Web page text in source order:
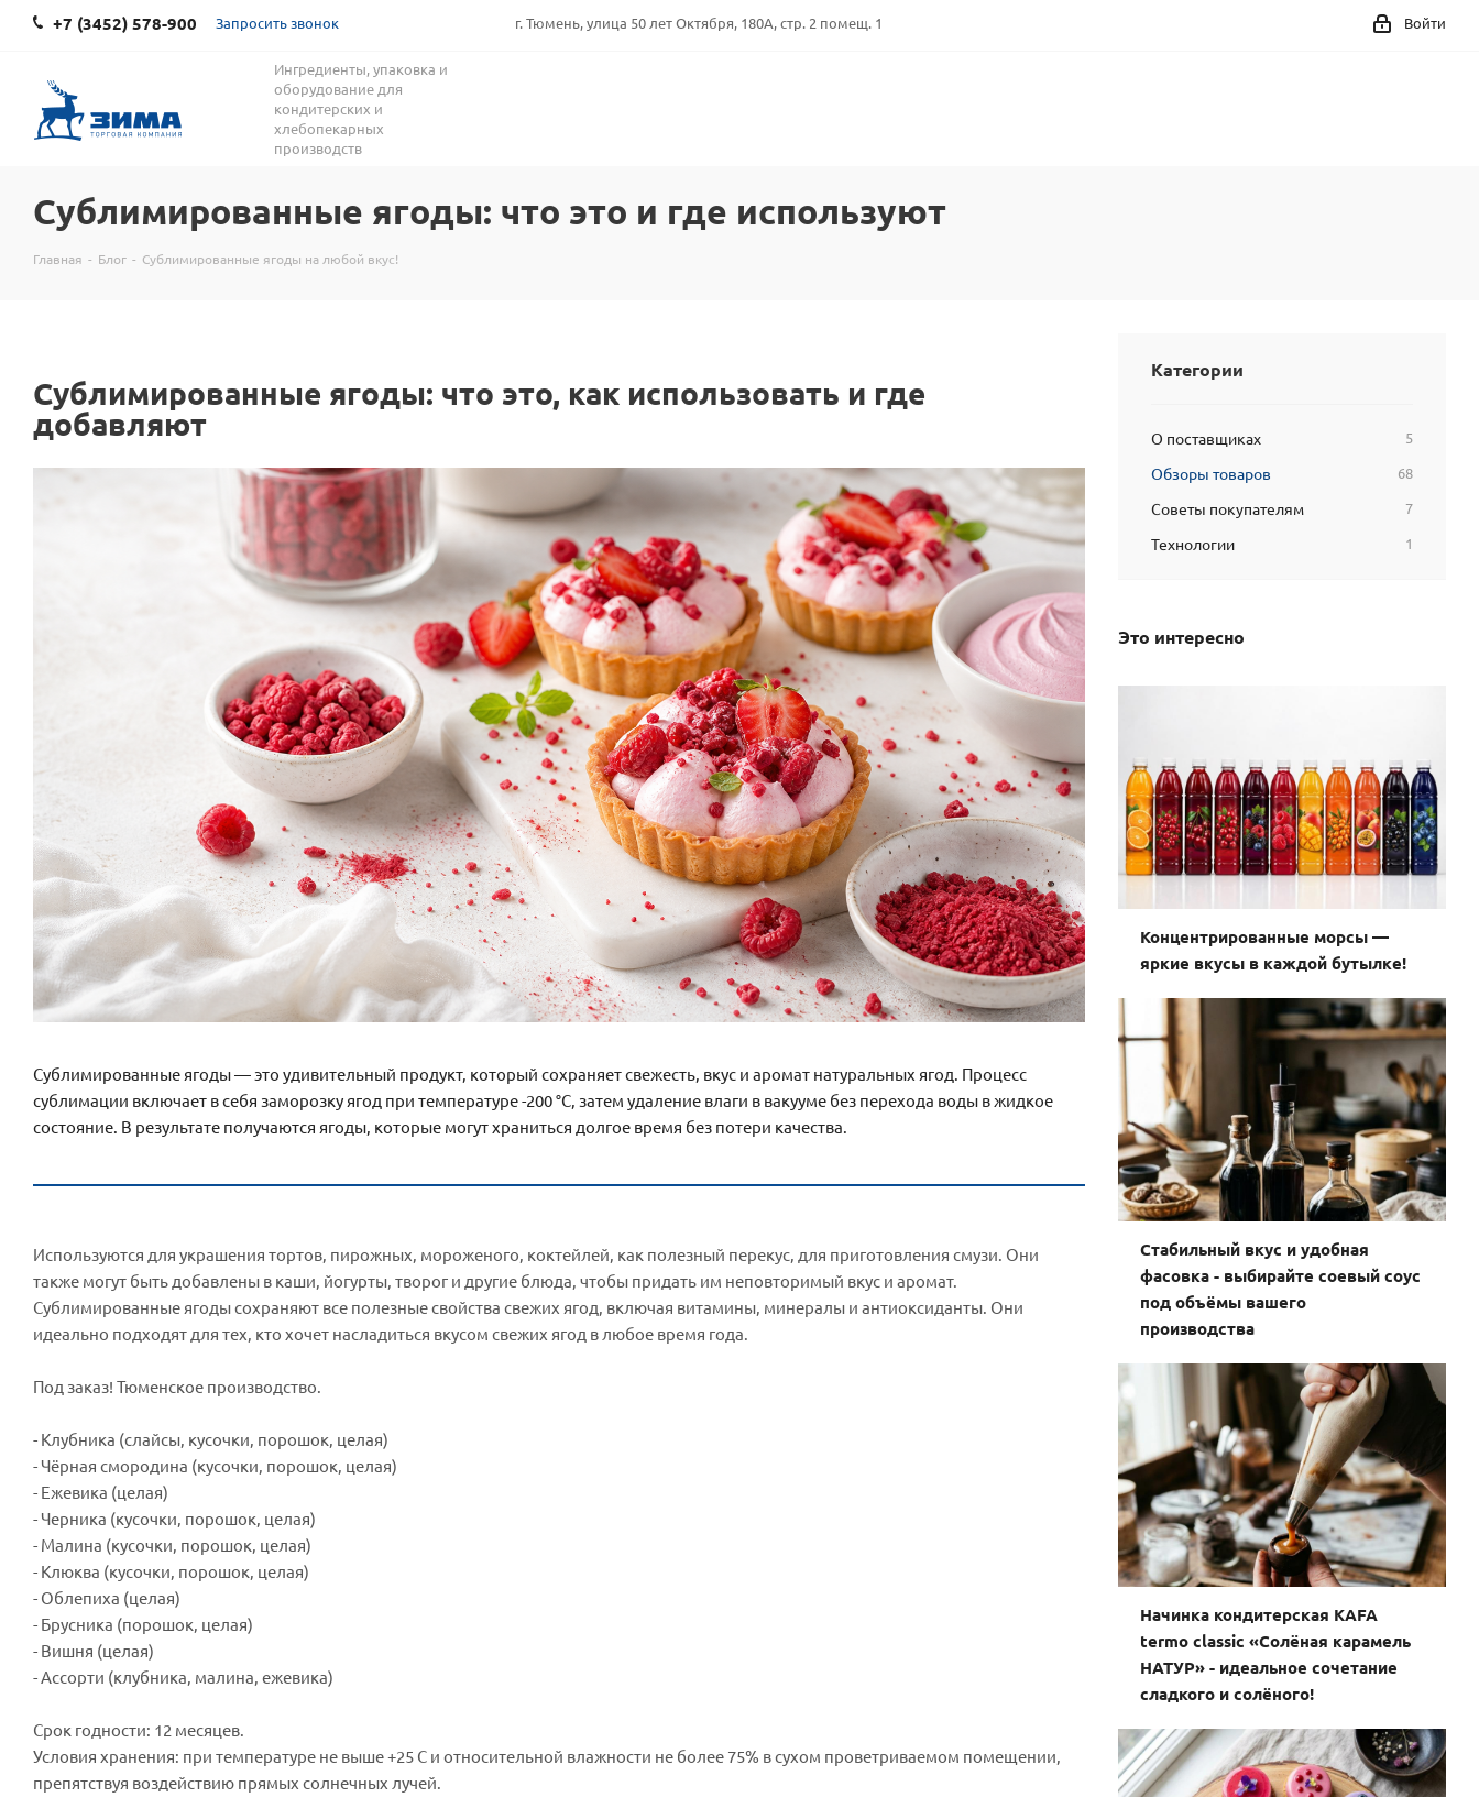
+7 (3452) 578-900 Запросить звонок г. Тюмень, улица 50 лет Октября, 180А, стр. 2 помещ. 1 Войти
Ингредиенты, упаковка и
оборудование для
кондитерских и
хлебопекарных
производств
Сублимированные ягоды: что это и где используют
Главная - Блог - Сублимированные ягоды на любой вкус!
Сублимированные ягоды: что это, как использовать и где
добавляют
Сублимированные ягоды — это удивительный продукт, который сохраняет свежесть, вкус и аромат натуральных ягод. Процесс
сублимации включает в себя заморозку ягод при температуре -200 °C, затем удаление влаги в вакууме без перехода воды в жидкое
состояние. В результате получаются ягоды, которые могут храниться долгое время без потери качества.
Используются для украшения тортов, пирожных, мороженого, коктейлей, как полезный перекус, для приготовления смузи. Они
также могут быть добавлены в каши, йогурты, творог и другие блюда, чтобы придать им неповторимый вкус и аромат.
Сублимированные ягоды сохраняют все полезные свойства свежих ягод, включая витамины, минералы и антиоксиданты. Они
идеально подходят для тех, кто хочет насладиться вкусом свежих ягод в любое время года.
Под заказ! Тюменское производство.
- Клубника (слайсы, кусочки, порошок, целая)
- Чёрная смородина (кусочки, порошок, целая)
- Ежевика (целая)
- Черника (кусочки, порошок, целая)
- Малина (кусочки, порошок, целая)
- Клюква (кусочки, порошок, целая)
- Облепиха (целая)
- Брусника (порошок, целая)
- Вишня (целая)
- Ассорти (клубника, малина, ежевика)
Срок годности: 12 месяцев.
Условия хранения: при температуре не выше +25 С и относительной влажности не более 75% в сухом проветриваемом помещении,
препятствуя воздействию прямых солнечных лучей.
Категории
О поставщиках 5
Обзоры товаров 68
Советы покупателям 7
Технологии 1
Это интересно
Концентрированные морсы —
яркие вкусы в каждой бутылке!
Стабильный вкус и удобная
фасовка - выбирайте соевый соус
под объёмы вашего
производства
Начинка кондитерская KAFA
termo classic «Солёная карамель
НАТУР» - идеальное сочетание
сладкого и солёного!